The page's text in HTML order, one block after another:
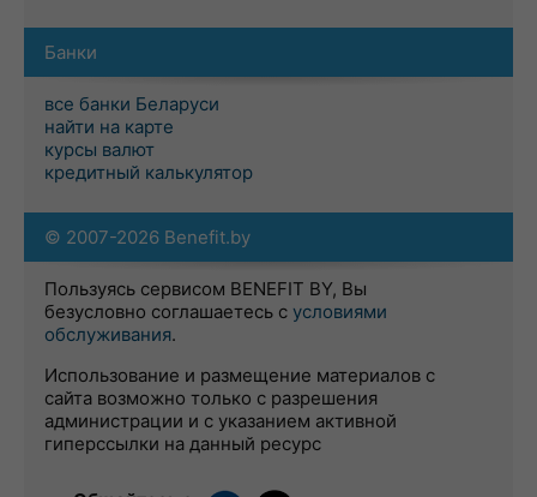
Банки
все банки Беларуси
найти на карте
курсы валют
кредитный калькулятор
© 2007-2026 Benefit.by
Пользуясь сервисом BENEFIT BY, Вы
безусловно соглашаетесь с условиями
обслуживания.
Использование и размещение материалов с
сайта возможно только с разрешения
администрации и с указанием активной
гиперссылки на данный ресурс